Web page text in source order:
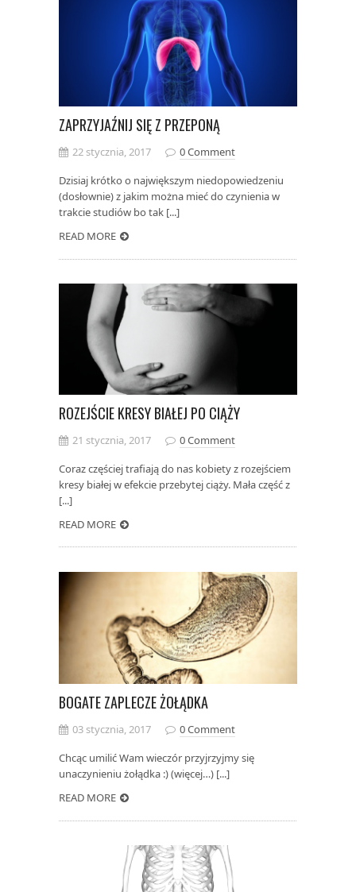
ZAPRZYJAŹNIJ SIĘ Z PRZEPONĄ
22 stycznia, 2017
0 Comment
Dzisiaj krótko o największym niedopowiedzeniu
(dosłownie) z jakim można mieć do czynienia w
trakcie studiów bo tak [...]
READ MORE
ROZEJŚCIE KRESY BIAŁEJ PO CIĄŻY
21 stycznia, 2017
0 Comment
Coraz częściej trafiają do nas kobiety z rozejściem
kresy białej w efekcie przebytej ciąży. Mała część z
[...]
READ MORE
BOGATE ZAPLECZE ŻOŁĄDKA
03 stycznia, 2017
0 Comment
Chcąc umilić Wam wieczór przyjrzyjmy się
unaczynieniu żołądka :) (więcej…) [...]
READ MORE